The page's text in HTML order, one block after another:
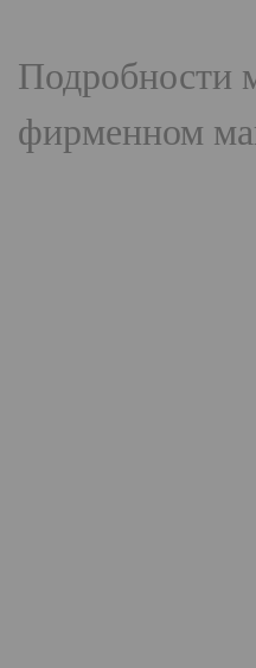
Подробности
фирменном